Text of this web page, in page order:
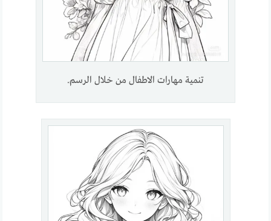
تنمية مهارات الاطفال من خلال الرسم.